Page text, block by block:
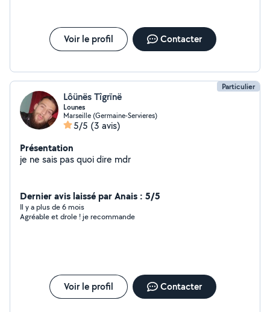
Voir le profil Contacter
Particulier
Lôünës Tîgrïnë
Lounes
Marseille (Germaine-Servieres)
5/5 (3 avis)
Présentation
je ne sais pas quoi dire mdr
Dernier avis laissé par Anais : 5/5
Il y a plus de 6 mois
Agréable et drole ! je recommande
Voir le profil Contacter